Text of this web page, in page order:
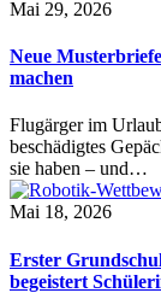
Mai 29, 2026
Neue
machen
Flugärger im
beschädigtes
sie haben – und…
Mai 18, 2026
Erster
begeistert